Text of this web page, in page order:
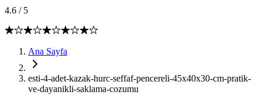
4.6 / 5
Ana Sayfa
esti-4-adet-kazak-hurc-seffaf-pencereli-45x40x30-cm-pratik-
ve-dayanikli-saklama-cozumu